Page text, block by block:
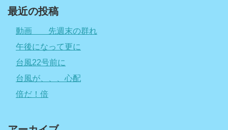
最近の投稿
動画 先週末の群れ
午後になって更に
台風22号前に
台風が、、、心配
倍だ！倍